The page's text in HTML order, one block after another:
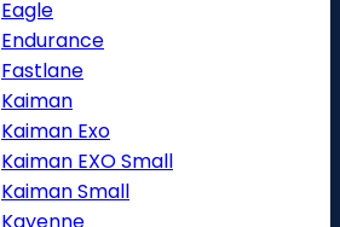
Eagle
Endurance
Fastlane
Kaiman
Kaiman Exo
Kaiman EXO Small
Kaiman Small